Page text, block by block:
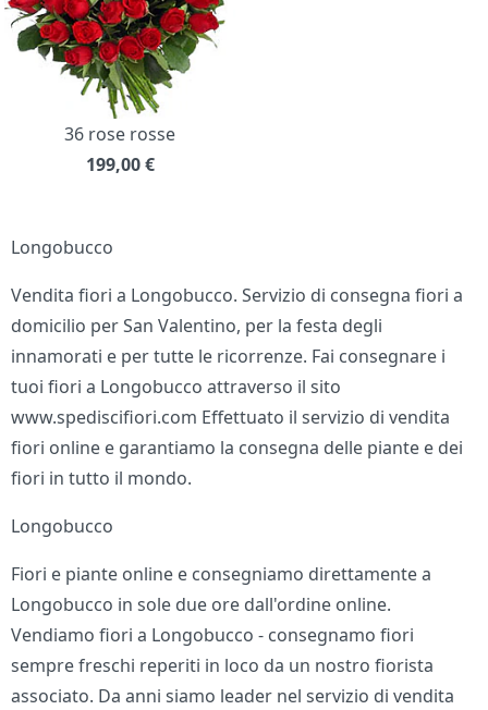
36 rose rosse
199,00 €
Longobucco
Vendita fiori a Longobucco. Servizio di consegna fiori a
domicilio per San Valentino, per la festa degli
innamorati e per tutte le ricorrenze. Fai consegnare i
tuoi fiori a Longobucco attraverso il sito
www.spediscifiori.com Effettuato il servizio di vendita
fiori online e garantiamo la consegna delle piante e dei
fiori in tutto il mondo.
Longobucco
Fiori e piante online e consegniamo direttamente a
Longobucco in sole due ore dall'ordine online.
Vendiamo fiori a Longobucco - consegnamo fiori
sempre freschi reperiti in loco da un nostro fiorista
associato. Da anni siamo leader nel servizio di vendita